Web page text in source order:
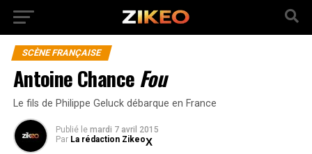
SCÈNE FRANÇAISE
Antoine Chance Fou
Le fils de Philippe Geluck débarque en France
Publié le mardi 7 avril 2015
Par La rédaction Zikeo